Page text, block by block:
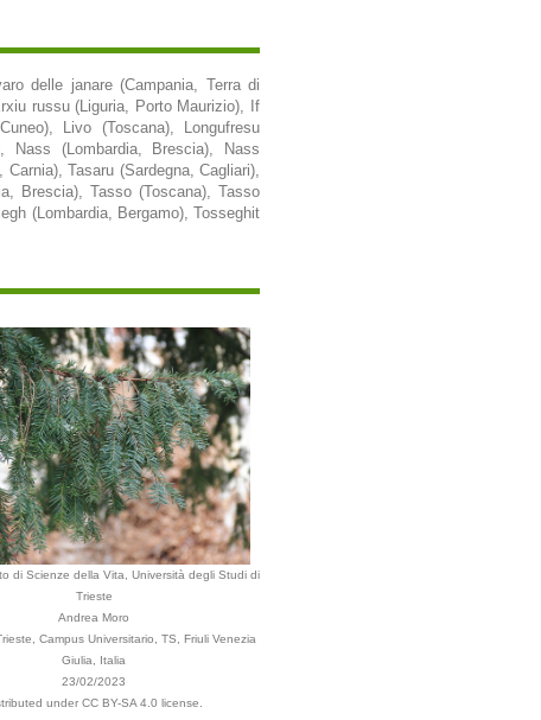
delle janare (Campania, Terra di
russu (Liguria, Porto Maurizio), If
Livo (Toscana), Longufresu
Nass (Lombardia, Brescia), Nass
Tasaru (Sardegna, Cagliari),
Brescia), Tasso (Toscana), Tasso
(Lombardia, Bergamo), Tosseghit
di Scienze della Vita, Università degli Studi di
Trieste
Andrea Moro
Campus Universitario, TS, Friuli Venezia
Giulia, Italia
23/02/2023
under CC BY-SA 4.0 license.